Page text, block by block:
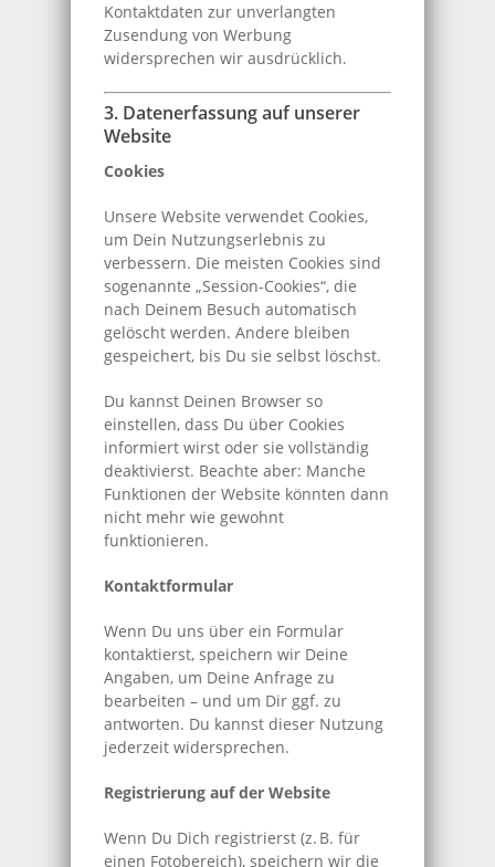
Kontaktdaten zur unverlangten
Zusendung von Werbung
widersprechen wir ausdrücklich.
3. Datenerfassung auf unserer
Website
Cookies
Unsere Website verwendet Cookies,
um Dein Nutzungserlebnis zu
verbessern. Die meisten Cookies sind
sogenannte „Session-Cookies“, die
nach Deinem Besuch automatisch
gelöscht werden. Andere bleiben
gespeichert, bis Du sie selbst löschst.
Du kannst Deinen Browser so
einstellen, dass Du über Cookies
informiert wirst oder sie vollständig
deaktivierst. Beachte aber: Manche
Funktionen der Website könnten dann
nicht mehr wie gewohnt
funktionieren.
Kontaktformular
Wenn Du uns über ein Formular
kontaktierst, speichern wir Deine
Angaben, um Deine Anfrage zu
bearbeiten – und um Dir ggf. zu
antworten. Du kannst dieser Nutzung
jederzeit widersprechen.
Registrierung auf der Website
Wenn Du Dich registrierst (z. B. für
einen Fotobereich), speichern wir die